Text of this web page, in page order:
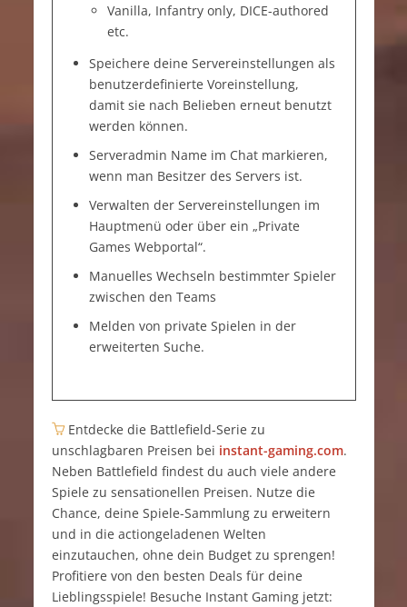
Vanilla, Infantry only, DICE-authored
etc.
Speichere deine Servereinstellungen als
benutzerdefinierte Voreinstellung,
damit sie nach Belieben erneut benutzt
werden können.
Serveradmin Name im Chat markieren,
wenn man Besitzer des Servers ist.
Verwalten der Servereinstellungen im
Hauptmenü oder über ein „Private
Games Webportal“.
Manuelles Wechseln bestimmter Spieler
zwischen den Teams
Melden von private Spielen in der
erweiterten Suche.
Entdecke die Battlefield-Serie zu
unschlagbaren Preisen bei instant-gaming.com.
Neben Battlefield findest du auch viele andere
Spiele zu sensationellen Preisen. Nutze die
Chance, deine Spiele-Sammlung zu erweitern
und in die actiongeladenen Welten
einzutauchen, ohne dein Budget zu sprengen!
Profitiere von den besten Deals für deine
Lieblingsspiele! Besuche Instant Gaming jetzt: